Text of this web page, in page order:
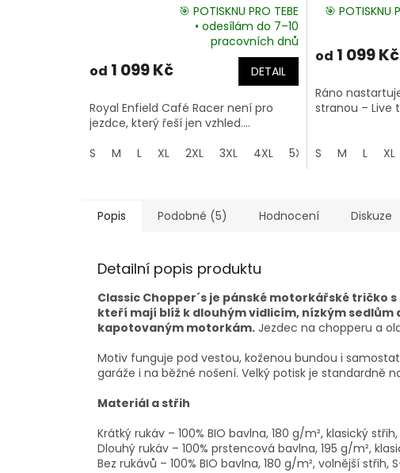
je
z
5
hvězdiček.
🎯 POTISKNU PRO TEBE
• odesílám do 7–10
pracovních dnů
od 1 099 Kč DETAIL
Royal Enfield Café Racer není pro
jezdce, který řeší jen vzhled....
S
M L XL 2XL 3XL 4XL 5XL
🎯 POTISKNU
od 1 099 Kč
Ráno
stranou – Live
S M L XL
Popis Podobné (5) Hodnocení Diskuze
Detailní popis produktu
Classic Chopper´s je pánské motorkářské tričko
kteří mají blíž k dlouhým vidlicím, nízkým
kapotovaným motorkám. Jezdec na chopperu a
Motiv funguje pod vestou, koženou bundou i
garáže i na běžné nošení. Velký potisk je standardně
Materiál a střih
Krátký rukáv – 100% BIO bavlna, 180 g/m², klasický střih,
Dlouhý rukáv – 100% prstencová bavlna, 195 g/m²,
Bez rukávů – 100% BIO bavlna, 180 g/m², volnější střih,